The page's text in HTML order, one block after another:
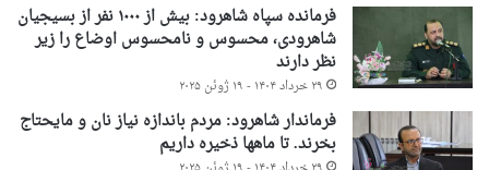
فرمانده سپاه شاهرود: بیش از ۱۰۰۰ نفر از بسیجیان
شاهرودی، محسوس و نامحسوس اوضاع را زیر
نظر دارند
۲۹ خرداد ۱۴۰۴ - ۱۹ ژوئن ۲۰۲۵
فرماندار شاهرود: مردم باندازه نیاز نان و مایحتاج
بخرند. تا ماهها ذخیره داریم